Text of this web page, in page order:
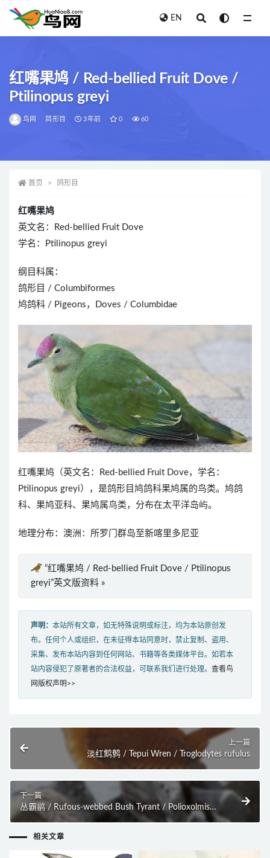
EN
红嘴果鸠 / Red-bellied Fruit Dove /
Ptilinopus greyi
鸟网 鸽形目 3年前 0 60
首页 鸽形目
红嘴果鸠
英文名：Red-bellied Fruit Dove
学名：Ptilinopus greyi
纲目科属：
鸽形目 / Columbiformes
鸠鸽科 / Pigeons，Doves / Columbidae
红嘴果鸠（英文名：Red-bellied Fruit Dove，学名：
Ptilinopus greyi），是鸽形目鸠鸽科果鸠属的鸟类。鸠鸽
科、果鸠亚科、果鸠属鸟类，分布在太平洋岛屿。
地理分布：澳洲：所罗门群岛至新喀里多尼亚
“红嘴果鸠 / Red-bellied Fruit Dove / Ptilinopus
greyi”英文版资料 »
声明： 本站所有文章，如无特殊说明或标注，均为本站原创发
布。任何个人或组织，在未征得本站同意时，禁止复制、盗用、
采集、发布本站内容到任何网站、书籍等各类媒体平台。如若本
站内容侵犯了原著者的合法权益，可联系我们进行处理。 查看鸟
网版权声明>>
上一篇
淡红鹪鹩 / Tepui Wren / Troglodytes rufulus
下一篇
丛霸鹟 / Rufous-webbed Bush Tyrant / Polioxolmis
rufipennis
相关文章